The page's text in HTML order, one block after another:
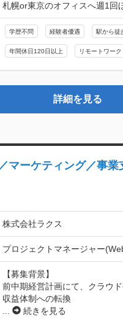
札幌or東京のオフィスへ週1
学歴不問 経験者優遇 駅から徒
年間休日120日以上 リモートワー
詳細を見る
マーケティング／事業
株式会社ラクス
プロジェクトマネージャー
【募集背景】
前中期経営計画にて、クラウ
収益体制への転換
続きを見る